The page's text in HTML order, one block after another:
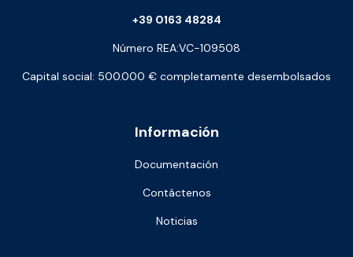
Información
Documentación
Contáctenos
Noticias
+39 0163 48284
Número REA:VC-109508
Capital social: 500.000 € completamente desembolsados